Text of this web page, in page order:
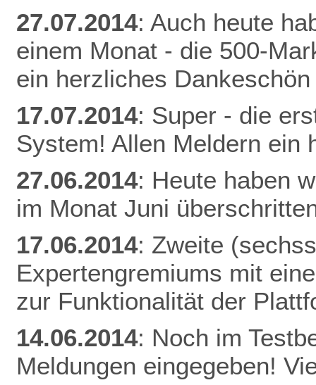
27.07.2014: Auch heute
einem Monat - die 500-
ein herzliches
17.07.2014: Super - die
System! Allen Meldern ein
27.06.2014: Heute haben
im Monat Juni
17.06.2014: Zweite
Expertengremiums mit
zur Funktionalität der
14.06.2014: Noch im
Meldungen eingegeben!